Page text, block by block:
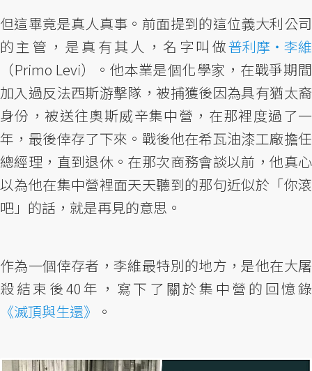
但這畢竟是真人真事。前面提到的這位義大利公司
的主管，是真有其人，名字叫做普利摩・李維
（Primo Levi）。他本業是個化學家，在戰爭期間
加入過反法西斯游擊隊，被捕獲後因為具有猶太裔
身份，被送往奧斯威辛集中營，在那裡度過了一
年，最後倖存了下來。戰後他在希瓦油漆工廠擔任
總經理，直到退休。在那次商務會談以前，他真心
以為他在集中營裡面天天聽到的那句近似於「你滾
吧」的話，就是再見的意思。
作為一個倖存者，李維最特別的地方，是他在大屠
殺結束後40年，寫下了關於集中營的回憶錄
《滅頂與生還》 。